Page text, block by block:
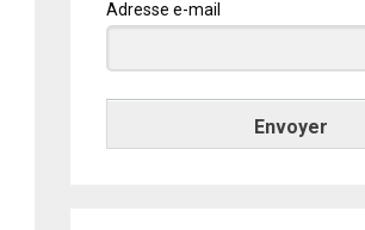
Adresse e-mail
Envoyer